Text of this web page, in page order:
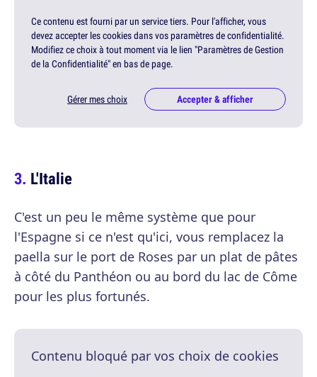
Ce contenu est fourni par un service tiers. Pour l'afficher, vous
devez accepter les cookies dans vos paramètres de confidentialité.
Modifiez ce choix à tout moment via le lien "Paramètres de Gestion
de la Confidentialité" en bas de page.
Gérer mes choix Accepter & afficher
L'Italie
C'est un peu le même système que pour
l'Espagne si ce n'est qu'ici, vous remplacez la
paella sur le port de Roses par un plat de pâtes
à côté du Panthéon ou au bord du lac de Côme
pour les plus fortunés.
Contenu bloqué par vos choix de cookies